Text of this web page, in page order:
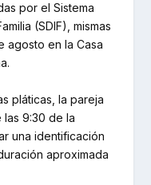
por el Sistema
(SDIF), mismas
agosto en la Casa
pláticas, la pareja
9:30 de la
una identificación
aproximada